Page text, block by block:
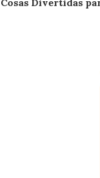
Cosas Divertidas